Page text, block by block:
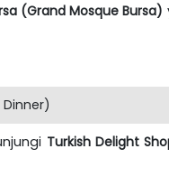
(Grand Mosque Bursa)
Dinner)
Turkish Delight